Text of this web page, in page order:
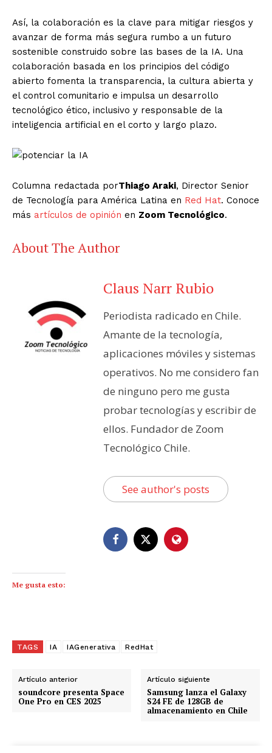
Así, la colaboración es la clave para mitigar riesgos y
avanzar de forma más segura rumbo a un futuro
sostenible construido sobre las bases de la IA. Una
colaboración basada en los principios del código
abierto fomenta la transparencia, la cultura abierta y
el control comunitario e impulsa un desarrollo
tecnológico ético, inclusivo y responsable de la
inteligencia artificial en el corto y largo plazo.
Columna redactada porThiago Araki, Director Senior
de Tecnología para América Latina en Red Hat. Conoce
más artículos de opinión en Zoom Tecnológico.
About The Author
Claus Narr Rubio
Periodista radicado en Chile.
Amante de la tecnología,
aplicaciones móviles y sistemas
operativos. No me considero fan
de ninguno pero me gusta
probar tecnologías y escribir de
ellos. Fundador de Zoom
Tecnológico Chile.
See author's posts
Me gusta esto:
TAGS IA IAGenerativa RedHat
Artículo anterior
soundcore presenta Space
One Pro en CES 2025
Artículo siguiente
Samsung lanza el Galaxy
S24 FE de 128GB de
almacenamiento en Chile